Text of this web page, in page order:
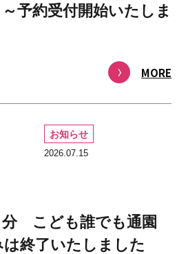
予約受付開始いたしま
MORE
お知らせ
2026.07.15
分 こども誰でも通園
終了いたしました